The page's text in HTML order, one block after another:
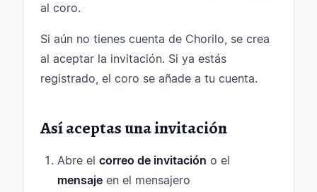
al coro.
Si aún no tienes cuenta de Chorilo, se crea
al aceptar la invitación. Si ya estás
registrado, el coro se añade a tu cuenta.
Así aceptas una invitación
Abre el correo de invitación o el
mensaje en el mensajero